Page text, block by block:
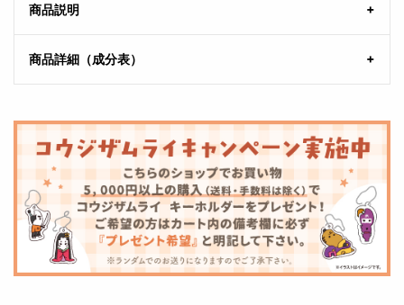
商品説明
商品詳細（成分表）